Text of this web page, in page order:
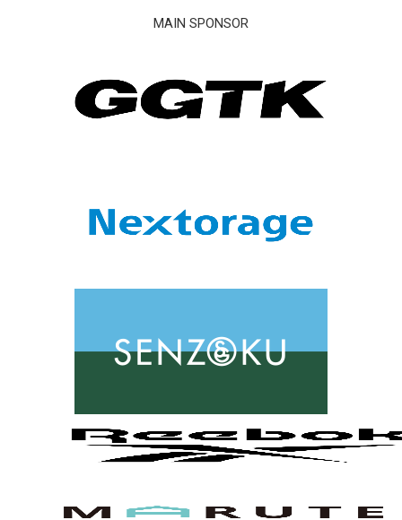
MAIN SPONSOR
戦国時代活劇『HiGH&LOW THE 戦国』に KADOKAWA DREAMSの出演が決定！！